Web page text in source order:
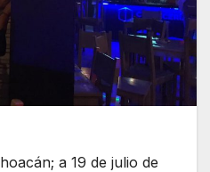
a 19 de julio de